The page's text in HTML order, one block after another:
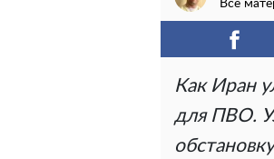
Все
Как Иран
для ПВО.